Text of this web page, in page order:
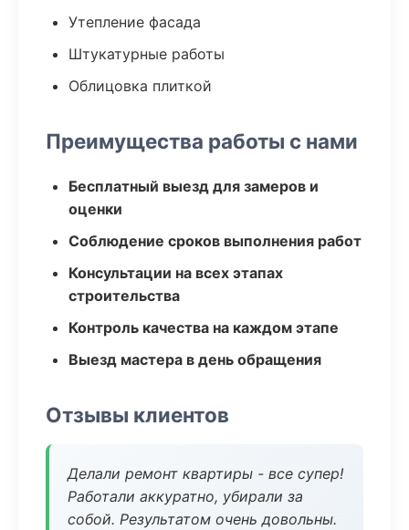
Утепление фасада
Штукатурные работы
Облицовка плиткой
Преимущества работы с нами
Бесплатный выезд для замеров и
оценки
Соблюдение сроков выполнения работ
Консультации на всех этапах
строительства
Контроль качества на каждом этапе
Выезд мастера в день обращения
Отзывы клиентов
Делали ремонт квартиры - все супер!
Работали аккуратно, убирали за
собой. Результатом очень довольны.